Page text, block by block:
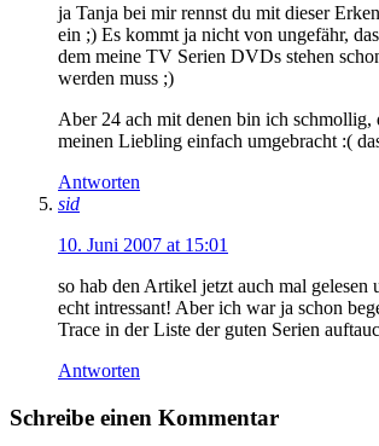
ja Tanja bei mir rennst du mit dieser
ein ;) Es kommt ja nicht von ungefähr,
dem meine TV Serien DVDs stehen
werden muss ;)
Aber 24 ach mit denen bin ich schmollig,
meinen Liebling einfach umgebracht :(
Antworten
sid
10. Juni 2007 at 15:01
so hab den Artikel jetzt auch mal gelesen
echt intressant! Aber ich war ja schon
Trace in der Liste der guten Serien
Antworten
Schreibe einen Kommentar